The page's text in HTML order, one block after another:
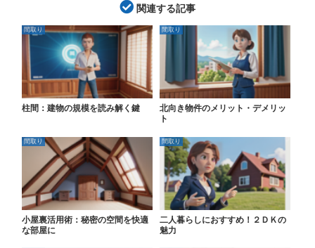
関連する記事
間取り
柱間：建物の規模を読み解く鍵
間取り
北向き物件のメリット・デメリッ
ト
間取り
小屋裏活用術：秘密の空間を快適
な部屋に
間取り
二人暮らしにおすすめ！２ＤＫの
魅力